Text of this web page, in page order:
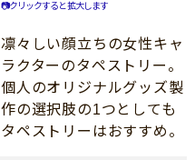
📷クリックすると拡大します
凛々しい顔立ちの女性キャ
ラクターのタペストリー。
個人のオリジナルグッズ製
作の選択肢の1つとしても
タペストリーはおすすめ。